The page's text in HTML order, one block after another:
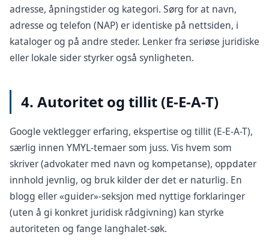
adresse, åpningstider og kategori. Sørg for at navn,
adresse og telefon (NAP) er identiske på nettsiden, i
kataloger og på andre steder. Lenker fra seriøse juridiske
eller lokale sider styrker også synligheten.
4. Autoritet og tillit (E-E-A-T)
Google vektlegger erfaring, ekspertise og tillit (E-E-A-T),
særlig innen YMYL-temaer som juss. Vis hvem som
skriver (advokater med navn og kompetanse), oppdater
innhold jevnlig, og bruk kilder der det er naturlig. En
blogg eller «guider»-seksjon med nyttige forklaringer
(uten å gi konkret juridisk rådgivning) kan styrke
autoriteten og fange langhalet-søk.